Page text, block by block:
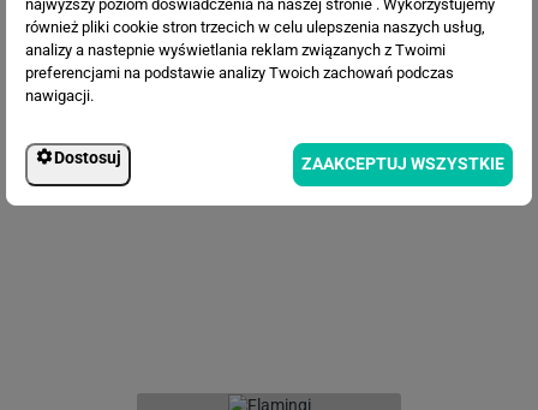
Fototapeta Różowe flamingi -
akwarela
najwyższy poziom doświadczenia na naszej stronie . Wykorzystujemy
również pliki cookie stron trzecich w celu ulepszenia naszych usług,
analizy a nastepnie wyświetlania reklam związanych z Twoimi
preferencjami na podstawie analizy Twoich zachowań podczas
nawigacji.
Dostosuj ZAAKCEPTUJ WSZYSTKIE